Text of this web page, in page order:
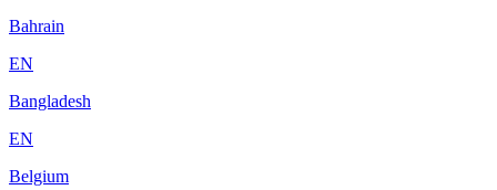
Bahrain
EN
Bangladesh
EN
Belgium